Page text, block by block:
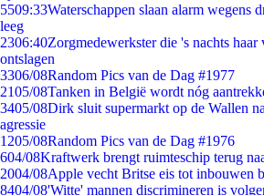
5509:33Waterschappen slaan alarm wegens
leeg
2306:40Zorgmedewerkster die 's nachts
ontslagen
3306/08Random Pics van de Dag #1977
2105/08Tanken in België wordt nóg
3405/08Dirk sluit supermarkt op de Wallen
agressie
1205/08Random Pics van de Dag #1976
604/08Kraftwerk brengt ruimteschip terug
2004/08Apple vecht Britse eis tot inbouwen
8404/08'Witte' mannen discrimineren is